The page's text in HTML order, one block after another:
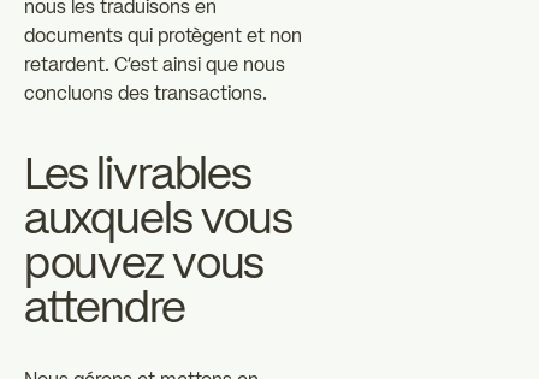
nous les traduisons en
documents qui protègent et non
retardent. C'est ainsi que nous
concluons des transactions.
Les livrables
auxquels vous
pouvez vous
attendre